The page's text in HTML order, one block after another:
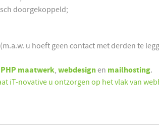
doorgekoppeld;
u hoeft geen contact met derden te
PHP maatwerk, webdesignen mailhosting.
iT-novative u ontzorgen op het vlak van